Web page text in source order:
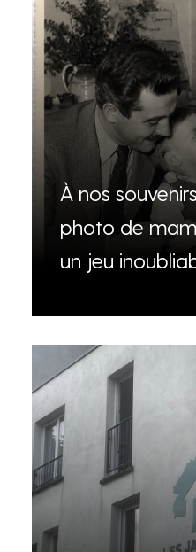
À nos
photo de
un jeu